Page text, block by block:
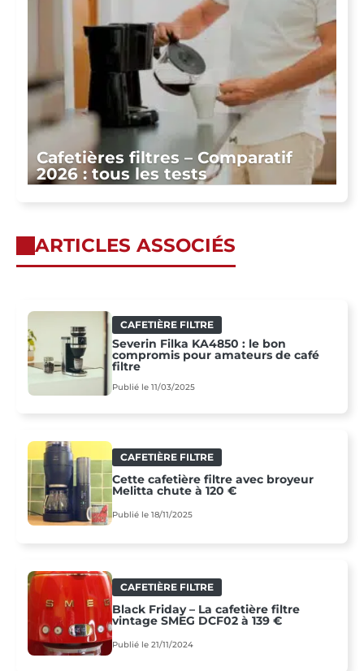
Cafetières filtres – Comparatif
2026 : tous les tests
ARTICLES ASSOCIÉS
CAFETIÈRE FILTRE
Severin Filka KA4850 : le bon
compromis pour amateurs de café
filtre
Publié le 11/03/2025
CAFETIÈRE FILTRE
Cette cafetière filtre avec broyeur
Melitta chute à 120 €
Publié le 18/11/2025
CAFETIÈRE FILTRE
Black Friday – La cafetière filtre
vintage SMEG DCF02 à 139 €
Publié le 21/11/2024